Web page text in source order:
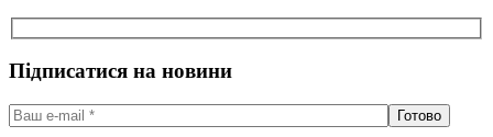
Підписатися на новини